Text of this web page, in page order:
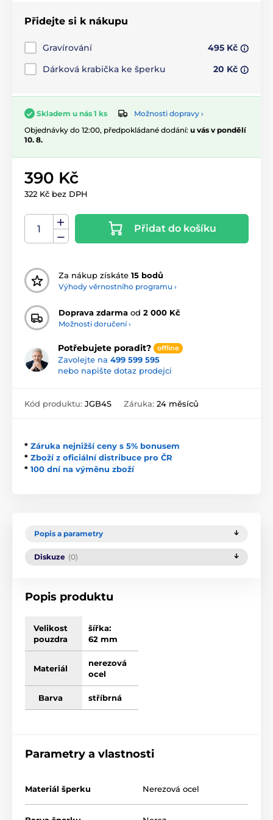
Přidejte si k nákupu
Gravírování
495 Kč
Dárková krabička ke šperku
20 Kč
Skladem u nás 1 ks
Možnosti dopravy ›
Objednávky do 12:00, předpokládané dodání: u vás v pondělí
10. 8.
390 Kč
322 Kč bez DPH
Přidat do košíku
Za nákup získáte 15 bodů
Výhody věrnostního programu ›
Doprava zdarma od 2 000 Kč
Možnosti doručení ›
Potřebujete poradit? offline
Zavolejte na 499 599 595
nebo napište dotaz prodejci
Kód produktu: JGB4S Záruka: 24 měsíců
* Záruka nejnižší ceny s 5% bonusem
* Zboží z oficiální distribuce pro ČR
* 100 dní na výměnu zboží
Popis a parametry
Diskuze (0)
Popis produktu
Velikost
pouzdra
šířka:
62 mm
Materiál
nerezová
ocel
Barva stříbrná
Parametry a vlastnosti
Materiál šperku Nerezová ocel